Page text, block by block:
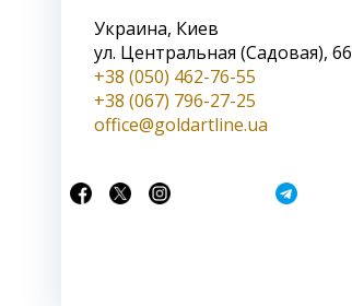
Украина, Киев
ул. Центральная (Садовая), 66
+38 (050) 462-76-55
+38 (067) 796-27-25
office@goldartline.ua